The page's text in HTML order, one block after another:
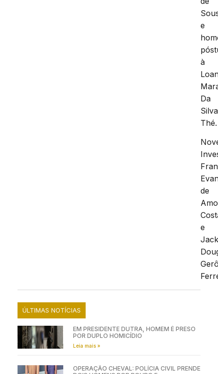
e
à
Da
Silva
Thé.
de
e
ÚLTIMAS NOTÍCIAS
EM PRESIDENTE DUTRA, HOMEM É PRESO
POR DUPLO HOMICÍDIO
Leia mais »
OPERAÇÃO CHEVAL: POLÍCIA CIVIL PRENDE